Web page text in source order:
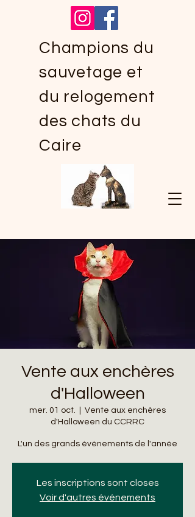
Champions du
sauvetage et
du relogement
des chats du
Caire
Vente aux enchères
d'Halloween
mer. 01 oct.
Vente aux enchères
d'Halloween du CCRRC
L'un des grands événements de l'année
Les inscriptions sont closes
Voir d'autres événements